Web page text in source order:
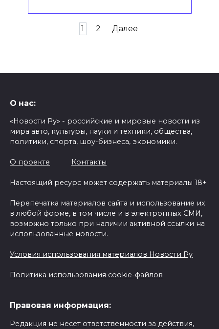
1 2 Далее
О нас:
«Новости Ру» - российские и мировые новости из
мира авто, культуры, науки и техники, общества,
политики, спорта, шоу-бизнеса, экономики.
О проекте Контакты
Настоящий ресурс может содержать материалы 18+
Перепечатка материалов сайта и использование их
в любой форме, в том числе и в электронных СМИ,
возможно только при наличии активной ссылки на
использованные новости.
Условия использования материалов Новости Ру
Политика использования cookie-файлов
Правовая информация:
Редакция не несет ответственности за действия,